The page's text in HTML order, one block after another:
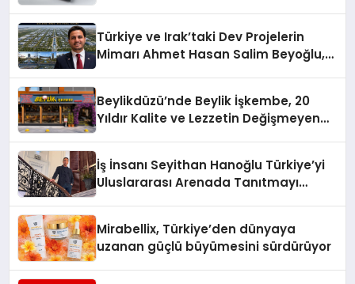
Türkiye ve Irak’taki Dev Projelerin
Mimarı Ahmet Hasan Salim Beyoğlu,
Hayata Geçirecek
Beylikdüzü’nde Beylik İşkembe, 20
Yıldır Kalite ve Lezzetin Değişmeyen
İş İnsanı Seyithan Hanoğlu Türkiye’yi
Uluslararası Arenada Tanıtmayı
Mirabellix, Türkiye’den dünyaya
uzanan güçlü büyümesini sürdürüyor